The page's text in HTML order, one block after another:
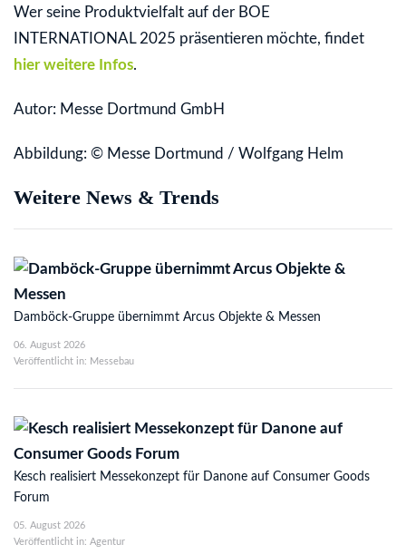
Wer seine Produktvielfalt auf der BOE
INTERNATIONAL 2025 präsentieren möchte, findet
hier weitere Infos.
Autor: Messe Dortmund GmbH
Abbildung: © Messe Dortmund / Wolfgang Helm
Weitere News & Trends
Damböck-Gruppe übernimmt Arcus Objekte & Messen
06. August 2026
Veröffentlicht in: Messebau
Kesch realisiert Messekonzept für Danone auf Consumer Goods
Forum
05. August 2026
Veröffentlicht in: Agentur